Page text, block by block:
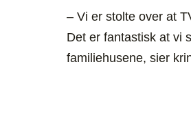
– Vi er stolte over at
Det er fantastisk at vi
familiehusene, sier